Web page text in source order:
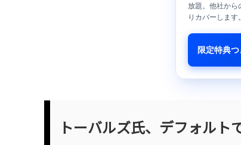
放題。他社から
りカバーします。
限定特典
トーバルズ氏、デフォルト